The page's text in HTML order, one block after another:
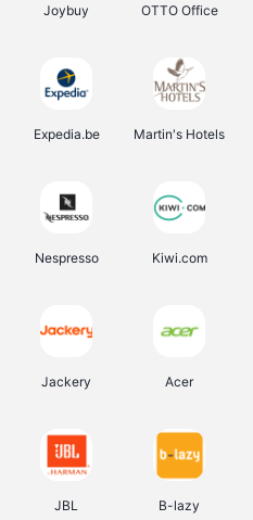
Joybuy OTTO Office
Expedia.be Martin's Hotels
Nespresso Kiwi.com
Jackery Acer
JBL B-lazy